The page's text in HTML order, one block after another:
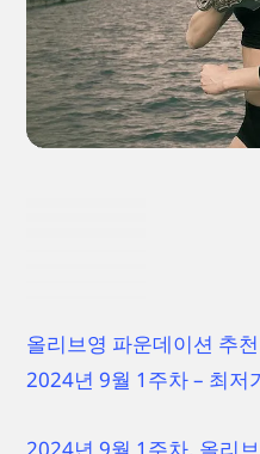
올리브영 파운데이션 추
2024년 9월 1주차 – 최저